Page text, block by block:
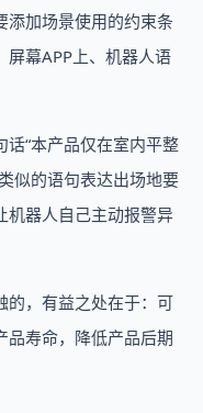
添加场景使用的约束条
幕APP上、机器人语
“本产品仅在室内平整
似的语句表达出场地要
机器人自己主动报警异
的，有益之处在于：可
品寿命，降低产品后期